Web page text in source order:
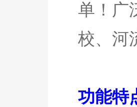
单！广
校、河
功能特